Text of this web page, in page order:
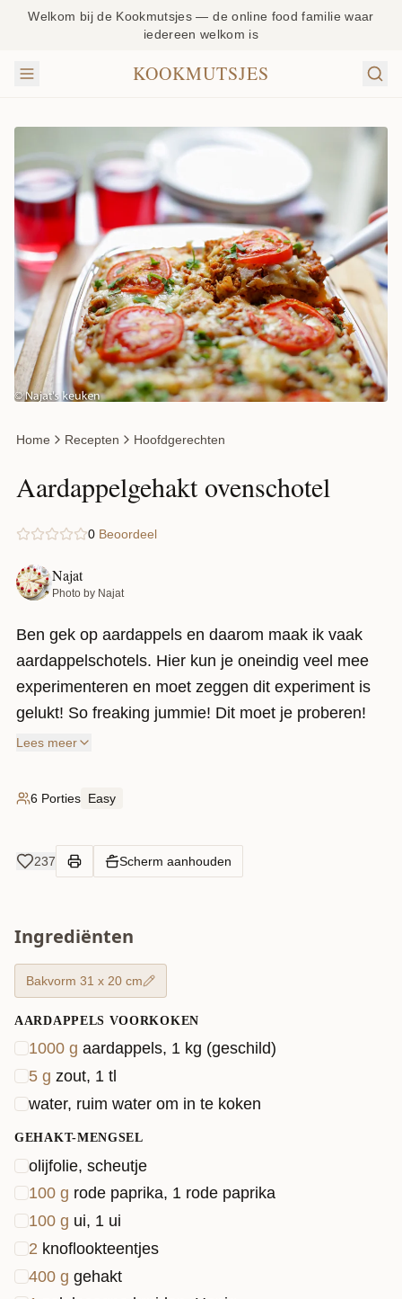
Welkom bij de Kookmutsjes — de online food familie waar
iedereen welkom is
KOOKMUTSJES
Home Recepten Hoofdgerechten
Aardappelgehakt ovenschotel
0 Beoordeel
Najat
Photo by Najat
Ben gek op aardappels en daarom maak ik vaak
aardappelschotels. Hier kun je oneindig veel mee
experimenteren en moet zeggen dit experiment is
gelukt! So freaking jummie! Dit moet je proberen!
Lees meer
6 Porties Easy
237 Scherm aanhouden
Ingrediënten
Bakvorm 31 x 20 cm
AARDAPPELS VOORKOKEN
1000 g aardappels, 1 kg (geschild)
5 g zout, 1 tl
water, ruim water om in te koken
GEHAKT-MENGSEL
olijfolie, scheutje
100 g rode paprika, 1 rode paprika
100 g ui, 1 ui
2 knoflookteentjes
400 g gehakt